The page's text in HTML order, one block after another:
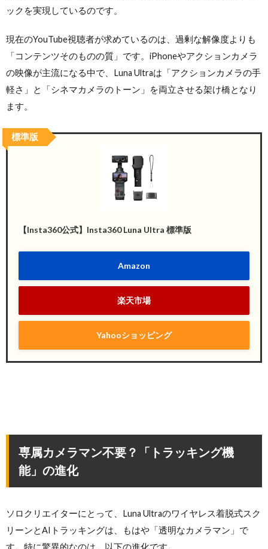
ックを実現しているのです。
現在のYouTube視聴者が求めているのは、過剰な解像度よりも
「コンテンツそのものの質」です。iPhoneやアクションカメラ
の映像が主流になる中で、Luna Ultraは「アクションカメラの手
軽さ」と「シネマカメラのトーン」を両立させる架け橋となり
ます。
【Insta360公式】Insta360 Luna Ultra 標準版
Amazon
楽天市場
Yahooショッピング
標準版
専属カメラマン不要？「トラッキング機
能」の進化
ソロクリエイターにとって、Luna Ultraのワイヤレス着脱式スク
リーンとAIトラッキングは、もはや「透明なカメラマン」で
す。特に驚異的なのは、以下の進化です。